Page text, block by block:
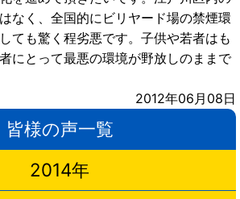
なく、全国的にビリヤード場の禁煙環
ても驚く程劣悪です。子供や若者はも
にとって最悪の環境が野放しのままで
2012年06月08日
皆様の声一覧
2014年